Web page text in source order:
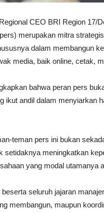
Regional CEO BRI Region 17/
merupakan mitra
dalam membangun
media, baik online, cetak,
bahwa peran pers
ikut andil dalam menyiarkan
teman pers ini bukan
setidaknya meningkatkan
yang modal utamanya
seluruh jajaran
membangun, maupun